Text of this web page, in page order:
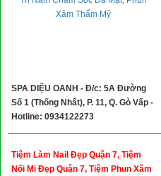
SPA DIỆU OANH - Đ/c: 5A Đường
Số 1 (Thống Nhất), P. 11, Q. Gò Vấp -
Hotline: 0934122273
Tiệm Làm Nail Đẹp Quận 7, Tiệm
Nối Mi Đẹp Quận 7, Tiệm Phun Xăm